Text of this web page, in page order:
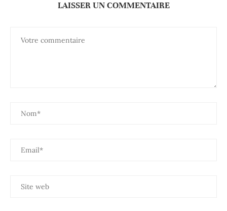
LAISSER UN COMMENTAIRE